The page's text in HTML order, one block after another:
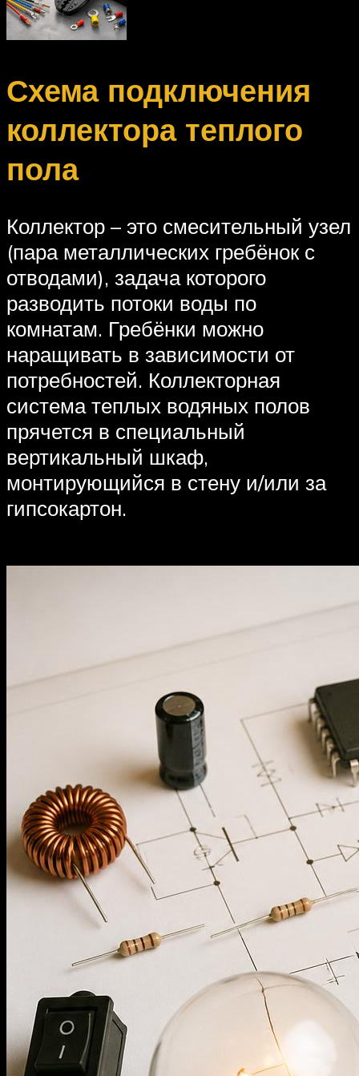
Схема подключения
коллектора теплого
пола
Коллектор – это смесительный узел
(пара металлических гребёнок с
отводами), задача которого
разводить потоки воды по
комнатам. Гребёнки можно
наращивать в зависимости от
потребностей. Коллекторная
система теплых водяных полов
прячется в специальный
вертикальный шкаф,
монтирующийся в стену и/или за
гипсокартон.